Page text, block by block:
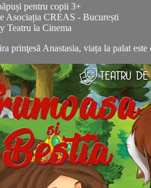
pentru copii 3+
Asociația CREAS - București
Teatru la Cinema
prinţesă Anastasia, viața la palat